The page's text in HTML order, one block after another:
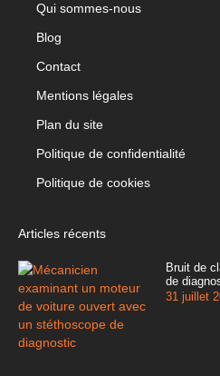
Qui sommes-nous
Blog
Contact
Mentions légales
Plan du site
Politique de confidentialité
Politique de cookies
Articles récents
Bruit de
de
31 juillet